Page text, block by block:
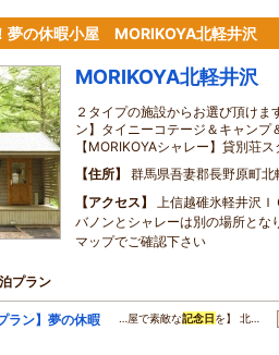
夢の休暇小屋 MORIKOYA北軽井沢
MORIKOYA北軽井沢
２タイプの施設からお選び頂けま
ン】タイニーコテージ＆キャンプ
【MORIKOYAシャレー】貸別荘
住所
群馬県吾妻郡長野原町北
アクセス
上信越碓氷軽井沢
バノンとシャレーは別の場所とな
マップでご確認下さい
プラン
ラン】夢の休暇
…屋で素敵な記念日 を】 北…